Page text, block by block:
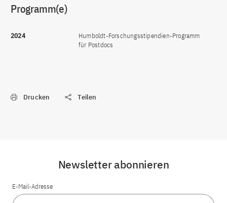
Programm(e)
2024
Humboldt-Forschungsstipendien-Programm
für Postdocs
Drucken Teilen
Newsletter abonnieren
E-Mail-Adresse